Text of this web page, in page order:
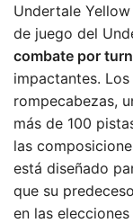
Undertale
de juego del
combate por
impactantes.
rompecabezas,
más de 100
las
está diseñado
que su
en las